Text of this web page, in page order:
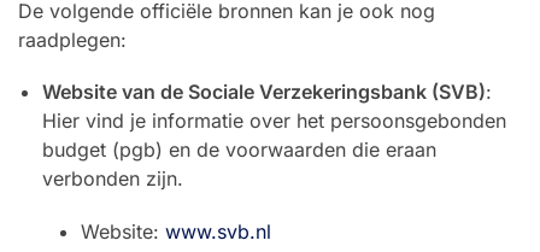
De volgende officiële bronnen kan je ook nog
raadplegen:
Website van de Sociale Verzekeringsbank (SVB):
Hier vind je informatie over het persoonsgebonden
budget (pgb) en de voorwaarden die eraan
verbonden zijn.
Website: www.svb.nl